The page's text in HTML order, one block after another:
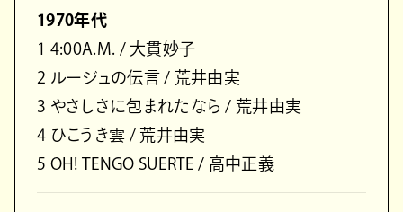
1970年代
1 4:00A.M. / 大貫妙子
2 ルージュの伝言 / 荒井由実
3 やさしさに包まれたなら / 荒井由実
4 ひこうき雲 / 荒井由実
5 OH! TENGO SUERTE / 高中正義